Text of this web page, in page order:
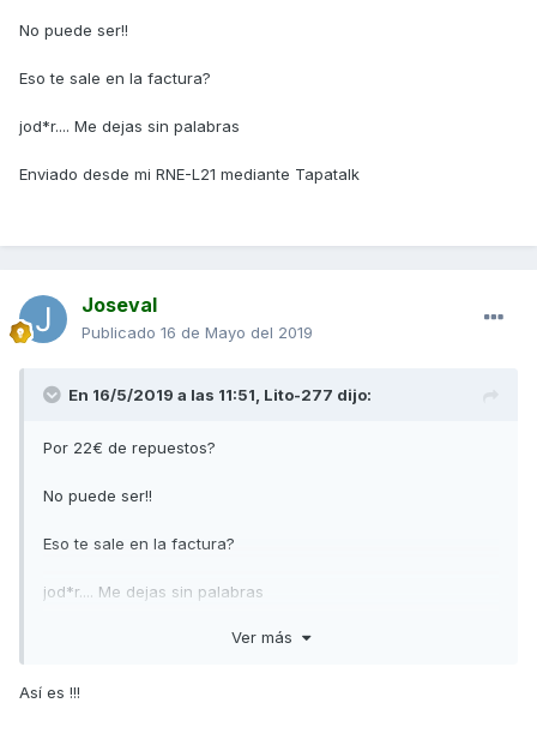
No puede ser!!
Eso te sale en la factura?
jod*r.... Me dejas sin palabras
Enviado desde mi RNE-L21 mediante Tapatalk
Joseval
Publicado 16 de Mayo del 2019
En 16/5/2019 a las 11:51, Lito-277 dijo:
Por 22€ de repuestos?
No puede ser!!
Eso te sale en la factura?
jod*r.... Me dejas sin palabras
Enviado desde mi RNE-L21 mediante Tapatalk
Ver más
Así es !!!